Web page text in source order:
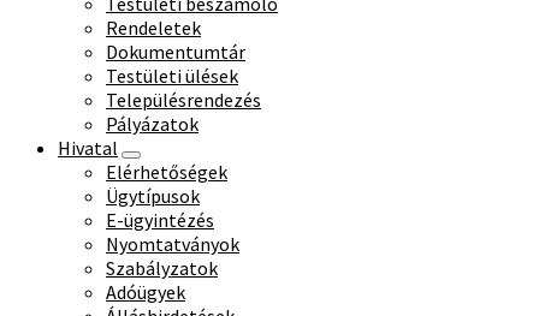
Rendeletek
Dokumentumtár
Testületi ülések
Településrendezés
Pályázatok
Hivatal
Elérhetőségek
Ügytípusok
E-ügyintézés
Nyomtatványok
Szabályzatok
Adóügyek